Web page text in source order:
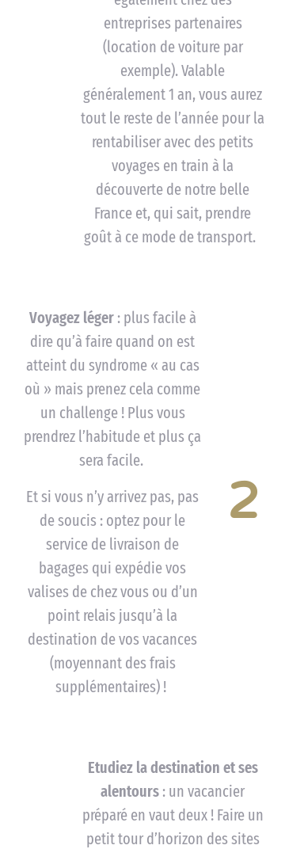
entreprises partenaires
(location de voiture par
exemple). Valable
généralement 1 an, vous aurez
tout le reste de l’année pour la
rentabiliser avec des petits
voyages en train à la
découverte de notre belle
France et, qui sait, prendre
goût à ce mode de transport.
2
Voyagez léger: plus facile à
dire qu’à faire quand on est
atteint du syndrome « au cas
où » mais prenez cela comme
un challenge ! Plus vous
prendrez l’habitude et plus ça
sera facile.
Et si vous n’y arrivez pas, pas
de soucis : optez pour le
service de livraison de
bagages qui expédie vos
valises de chez vous ou d’un
point relais jusqu’à la
destination de vos vacances
(moyennant des frais
supplémentaires) !
Etudiez la destination et ses
alentours : un vacancier
préparé en vaut deux ! Faire un
petit tour d’horizon des sites